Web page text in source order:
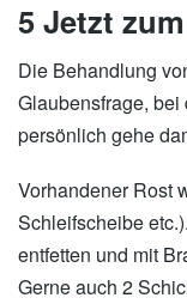
5 Jetzt
Die Behandlung
Glaubensfrage, bei
persönlich gehe
Vorhandener Rost
Schleifscheibe
entfetten und mit
Gerne auch 2